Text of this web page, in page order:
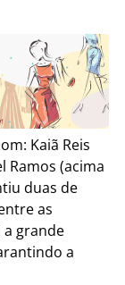
Kaiã Reis
Ramos (acima
duas de
as
a grande
a